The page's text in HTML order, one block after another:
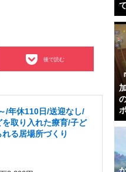
後で読む
/年休110日/送迎なし/
取り入れた療育/子ど
る居場所づくり